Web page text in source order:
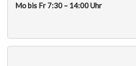
Mo bis Fr 7:30 – 14:00 Uhr